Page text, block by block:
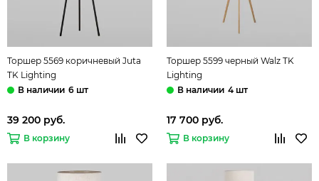
Торшер 5569 коричневый Juta
TK Lighting
6 шт
39 200 руб.
В корзину
Торшер 5599 черный Walz TK
Lighting
4 шт
17 700 руб.
В корзину